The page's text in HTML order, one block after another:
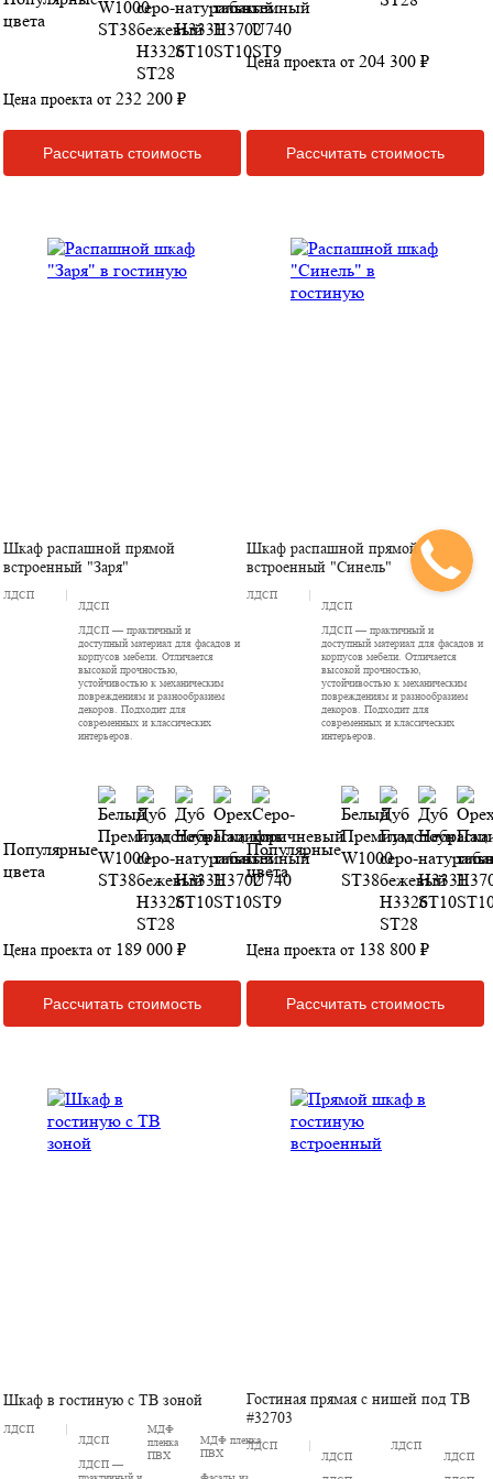
цвета
Цена проекта от 232 200 ₽
Рассчитать стоимость
Цена проекта от 204 300 ₽
Рассчитать стоимость
Шкаф распашной прямой
встроенный "Заря"
ЛДСП
ЛДСП
ЛДСП — практичный и
доступный материал для фасадов и
корпусов мебели. Отличается
высокой прочностью,
устойчивостью к механическим
повреждениям и разнообразием
декоров. Подходит для
современных и классических
интерьеров.
Популярные
цвета
Цена проекта от 189 000 ₽
Рассчитать стоимость
Шкаф распашной прямой
встроенный "Синель"
ЛДСП
ЛДСП
ЛДСП — практичный и
доступный материал для фасадов и
корпусов мебели. Отличается
высокой прочностью,
устойчивостью к механическим
повреждениям и разнообразием
декоров. Подходит для
современных и классических
интерьеров.
Популярные
цвета
Цена проекта от 138 800 ₽
Рассчитать стоимость
Шкаф в гостиную с ТВ зоной
ЛДСП
ЛДСП
ЛДСП —
МДФ
пленка
ПВХ
МДФ пленка
ПВХ
Гостиная прямая с нишей под ТВ
#32703
ЛДСП
ЛДСП
ЛДСП
ЛДСП